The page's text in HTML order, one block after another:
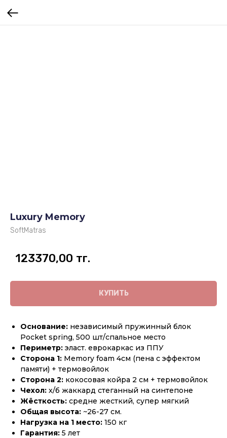
Luxury Memory
SoftMatras
123370,00 тг.
КУПИТЬ
Основание: независимый пружинный блок
Pocket spring, 500 шт/спальное место
Периметр: эласт. еврокаркас из ППУ
Сторона 1: Memory foam 4см (пена с эффектом
памяти) + термовойлок
Сторона 2: кокосовая койра 2 см + термовойлок
Чехол: х/б жаккард стеганный на синтепоне
Жёсткость: средне жесткий, супер мягкий
Общая высота: ~26-27 см.
Нагрузка на 1 место: 150 кг
Гарантия: 5 лет